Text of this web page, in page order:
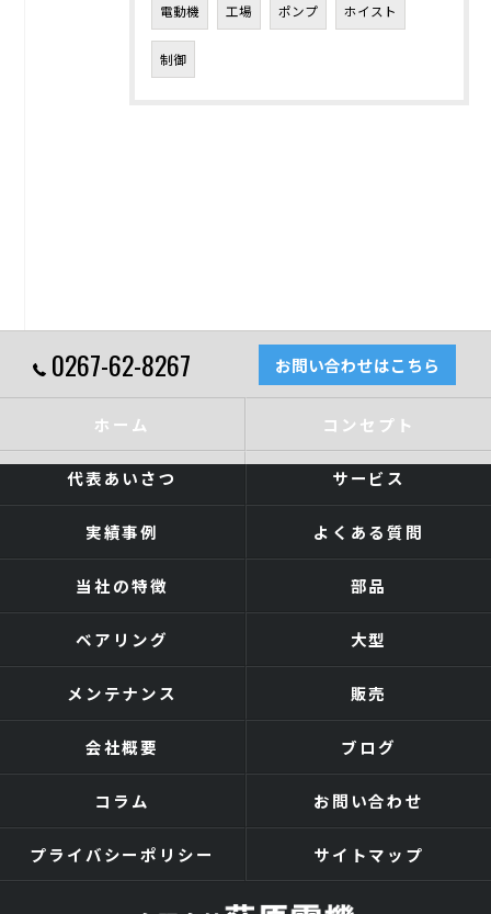
電動機 工場 ポンプ ホイスト
制御
0267-62-8267 お問い合わせはこちら
ホーム コンセプト
代表あいさつ サービス
実績事例 よくある質問
当社の特徴 部品
ベアリング 大型
メンテナンス 販売
会社概要 ブログ
コラム お問い合わせ
プライバシーポリシー サイトマップ